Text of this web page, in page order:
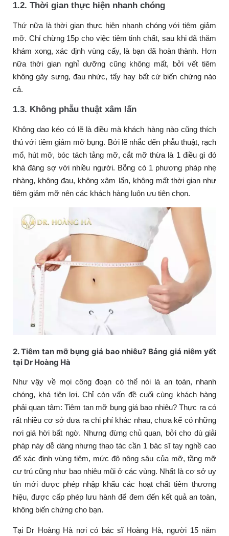
1.2. Thời gian thực hiện nhanh chóng
Thứ nữa là thời gian thực hiện nhanh chóng với tiêm giảm
mỡ. Chỉ chừng 15p cho việc tiêm tinh chất, sau khi đã thăm
khám xong, xác định vùng cấy, là bạn đã hoàn thành. Hơn
nữa thời gian nghỉ dưỡng cũng không mất, bởi vết tiêm
không gây sưng, đau nhức, tấy hay bất cứ biến chứng nào
cả.
1.3. Không phẫu thuật xâm lấn
Không dao kéo có lẽ là điều mà khách hàng nào cũng thích
thú với tiêm giảm mỡ bụng. Bởi lẽ nhắc đến phẫu thuật, rạch
mổ, hút mỡ, bóc tách tảng mỡ, cắt mỡ thừa là 1 điều gì đó
khá đáng sợ với nhiều người. Bỗng có 1 phương pháp nhẹ
nhàng, không đau, không xâm lấn, không mất thời gian như
tiêm giảm mỡ nên các khách hàng luôn ưu tiên chọn.
2. Tiêm tan mỡ bụng giá bao nhiêu? Bảng giá niêm yết
tại Dr Hoàng Hà
Như vậy về mọi công đoạn có thể nói là an toàn, nhanh
chóng, khá tiện lợi. Chỉ còn vấn đề cuối cùng khách hàng
phải quan tâm: Tiêm tan mỡ bụng giá bao nhiêu? Thực ra có
rất nhiều cơ sở đưa ra chi phí khác nhau, chưa kể có những
nơi giá hời bất ngờ. Nhưng đừng chủ quan, bởi cho dù giải
pháp này dễ dàng nhưng thao tác cần 1 bác sĩ tay nghề cao
để xác định vùng tiêm, mức độ nông sâu của mỡ, tầng mỡ
cư trú cũng như bao nhiêu mũi ở các vùng. Nhất là cơ sở uy
tín mới được phép nhập khẩu các hoạt chất tiêm thương
hiệu, được cấp phép lưu hành để đem đến kết quả an toàn,
không biến chứng cho bạn.
Tại Dr Hoàng Hà nơi có bác sĩ Hoàng Hà, người 15 năm